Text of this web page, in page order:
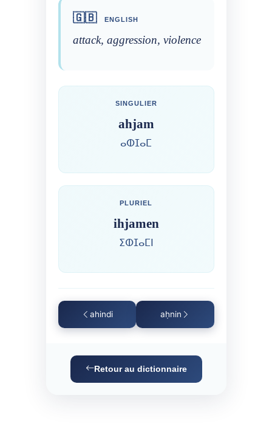
🇬🇧 ENGLISH
attack, aggression, violence
SINGULIER
ahjam
ⴰⵀⵊⴰⵎ
PLURIEL
ihjamen
ⵉⵀⵊⴰⵎⵏ
ahindi aḥnin
Retour au dictionnaire